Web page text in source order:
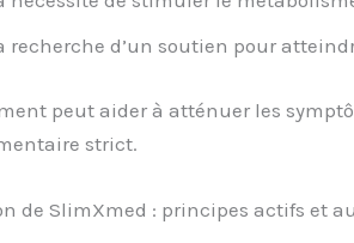
recherche d’un soutien pour
peut aider à atténuer les
strict.
de SlimXmed : principes actifs et